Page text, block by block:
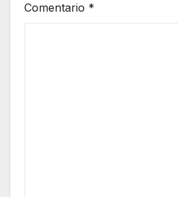
Comentario *